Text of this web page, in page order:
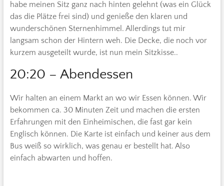
habe meinen Sitz ganz nach hinten gelehnt (was ein Glück
das die Plätze frei sind) und genieße den klaren und
wunderschönen Sternenhimmel. Allerdings tut mir
langsam schon der Hintern weh. Die Decke, die noch vor
kurzem ausgeteilt wurde, ist nun mein Sitzkisse..
20:20 – Abendessen
Wir halten an einem Markt an wo wir Essen können. Wir
bekommen ca. 30 Minuten Zeit und machen die ersten
Erfahrungen mit den Einheimischen, die fast gar kein
Englisch können. Die Karte ist einfach und keiner aus dem
Bus weiß so wirklich, was genau er bestellt hat. Also
einfach abwarten und hoffen.